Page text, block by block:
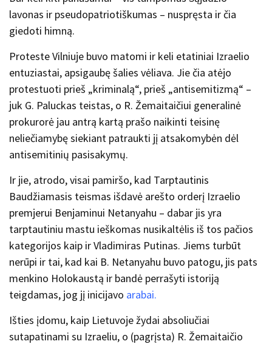
lavonas ir pseudopatriotiškumas – nuspręsta ir čia
giedoti himną.
Proteste Vilniuje buvo matomi ir keli etatiniai Izraelio
entuziastai, apsigaubę šalies vėliava. Jie čia atėjo
protestuoti prieš „kriminalą“, prieš „antisemitizmą“ –
juk G. Paluckas teistas, o R. Žemaitaičiui generalinė
prokurorė jau antrą kartą prašo naikinti teisinę
neliečiamybę siekiant patraukti jį atsakomybėn dėl
antisemitinių pasisakymų.
Ir jie, atrodo, visai pamiršo, kad Tarptautinis
Baudžiamasis teismas išdavė arešto orderį Izraelio
premjerui Benjaminui Netanyahu – dabar jis yra
tarptautiniu mastu ieškomas nusikaltėlis iš tos pačios
kategorijos kaip ir Vladimiras Putinas. Jiems turbūt
nerūpi ir tai, kad kai B. Netanyahu buvo patogu, jis pats
menkino Holokaustą ir bandė perrašyti istoriją
teigdamas, jog jį inicijavo arabai.
Išties įdomu, kaip Lietuvoje žydai absoliučiai
sutapatinami su Izraeliu, o (pagrįsta) R. Žemaitaičio